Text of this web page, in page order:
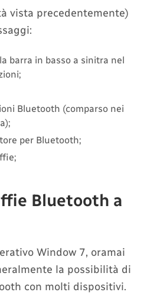
vista precedentemente)
barra in basso a sinitra nel
Bluetooth (comparso nei
per Bluetooth;
Bluetooth a
Window 7, oramai
la possibilità di
con molti dispositivi.